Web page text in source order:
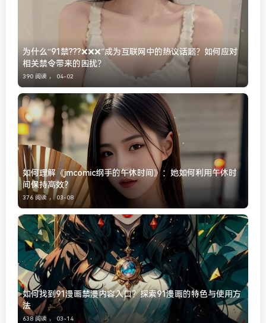
为什么“91禁???❌❌❌”成为互联网中的热议话题？如何应对
相关禁令带来的困扰？
390 阅读 ， 04-02
如何理解《jmcomic纲手的午休时间》：她如何利用午休时
间保持高效？
376 阅读 ， 03-08
如何找到91漫画禁漫内容入口？探索91漫画的特色与使用方
法
638 阅读 ， 03-14